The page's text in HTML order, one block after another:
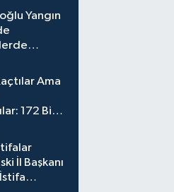
Yangın
Ama
172 Bin
İl Başkanı